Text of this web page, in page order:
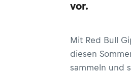
vor.
Mit Red Bull
diesen
sammeln und